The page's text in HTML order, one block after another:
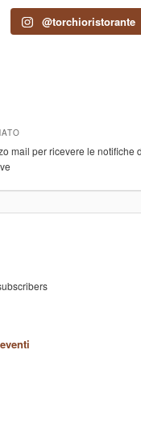
@torchioristorante
mail per ricevere le notifiche